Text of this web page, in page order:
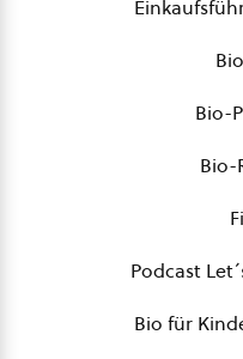
Bio-
Bio-
Podcast
Bio für